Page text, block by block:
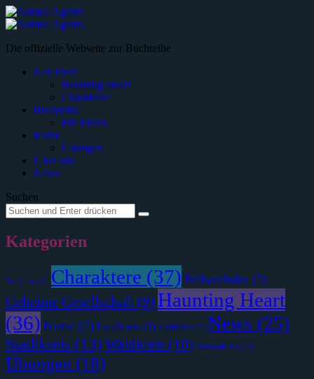
Menü
Suche
Die offizielle Webseite zur Buchreihe
Neu hier?
Haunting Heart
Charaktere
Buchreihe
Für Eltern
Kurse
Übungen
Über uns
News
Suchen
Suche
nach:
Suche
Kategorien
Bergkreis (1) Charaktere (37) Fellwechsler (5)
Geheime Gesellschaft (9) Haunting Heart
(36) Kurse (7) Landkreis (3) Luftkreis (2) News (25)
Stadtkreis (13) Waldkreis (10) Wasserkreis (2)
Übungen (18)